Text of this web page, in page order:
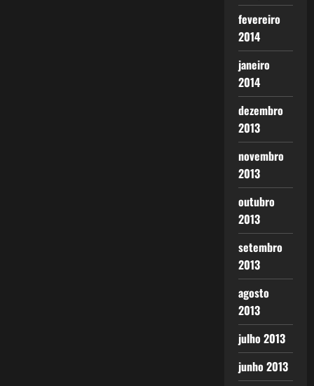
fevereiro
2014
janeiro
2014
dezembro
2013
novembro
2013
outubro
2013
setembro
2013
agosto
2013
julho 2013
junho 2013